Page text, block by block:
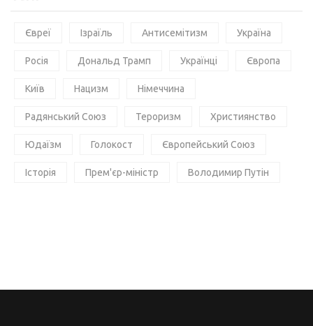
Євреї Ізраїль Антисемітизм Україна
Росія Дональд Трамп Українці Європа
Київ Нацизм Німеччина
Радянський Союз Тероризм Християнство
Юдаїзм Голокост Європейський Союз
Історія Прем'єр-міністр Володимир Путін